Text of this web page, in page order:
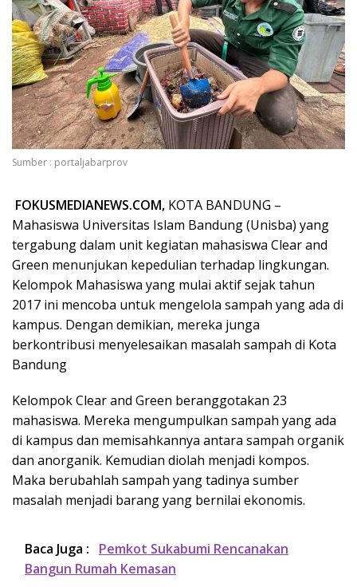
Sumber : portaljabarprov
FOKUSMEDIANEWS.COM, KOTA BANDUNG –
Mahasiswa Universitas Islam Bandung (Unisba) yang
tergabung dalam unit kegiatan mahasiswa Clear and
Green menunjukan kepedulian terhadap lingkungan.
Kelompok Mahasiswa yang mulai aktif sejak tahun
2017 ini mencoba untuk mengelola sampah yang ada di
kampus. Dengan demikian, mereka junga
berkontribusi menyelesaikan masalah sampah di Kota
Bandung
Kelompok Clear and Green beranggotakan 23
mahasiswa. Mereka mengumpulkan sampah yang ada
di kampus dan memisahkannya antara sampah organik
dan anorganik. Kemudian diolah menjadi kompos.
Maka berubahlah sampah yang tadinya sumber
masalah menjadi barang yang bernilai ekonomis.
Baca Juga :
Pemkot Sukabumi Rencanakan
Bangun Rumah Kemasan